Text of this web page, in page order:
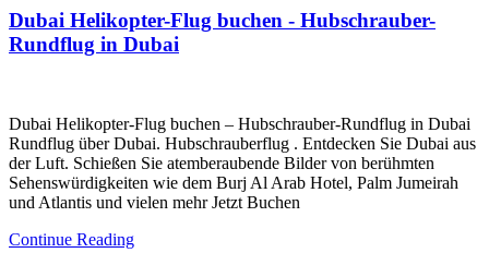
Dubai Helikopter-Flug buchen - Hubschrauber-
Rundflug in Dubai
Dubai Helikopter-Flug buchen – Hubschrauber-Rundflug in Dubai
Rundflug über Dubai. Hubschrauberflug . Entdecken Sie Dubai aus
der Luft. Schießen Sie atemberaubende Bilder von berühmten
Sehenswürdigkeiten wie dem Burj Al Arab Hotel, Palm Jumeirah
und Atlantis und vielen mehr Jetzt Buchen
Continue Reading